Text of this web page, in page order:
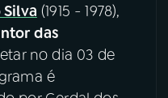
(1915 - 1978),
das
no dia 03 de
é